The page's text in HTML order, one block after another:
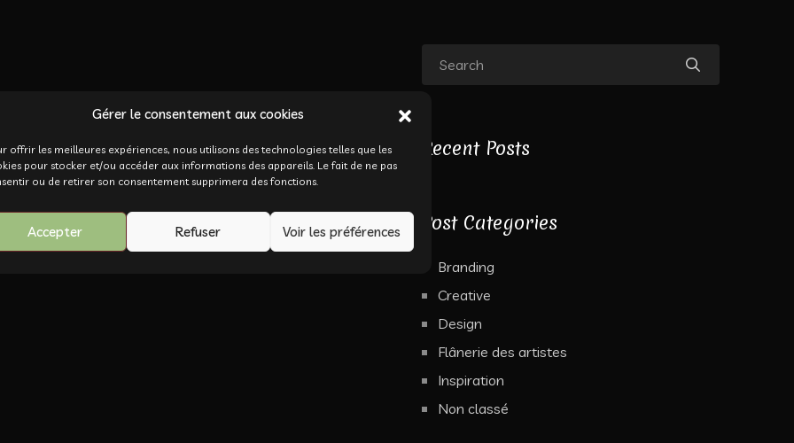
Gérer le consentement aux cookies
offrir les meilleures expériences, nous utilisons des technologies telles que les
pour stocker et/ou accéder aux informations des appareils. Le fait de ne pas
ou de retirer son consentement supprimera des fonctions.
Accepter Refuser Voir les préférences
Recent Posts
Post Categories
Branding
Creative
Design
Flânerie des artistes
Inspiration
Non classé